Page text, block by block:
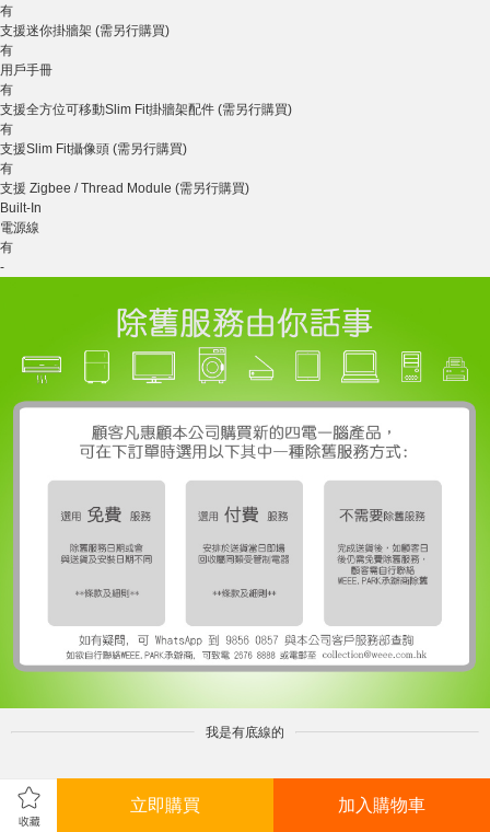
有
支援迷你掛牆架 (需另行購買)
有
用戶手冊
有
支援全方位可移動Slim Fit掛牆架配件 (需另行購買)
有
支援Slim Fit攝像頭 (需另行購買)
有
支援 Zigbee / Thread Module (需另行購買)
Built-In
電源線
有
-
我是有底線的
立即購買 加入購物車